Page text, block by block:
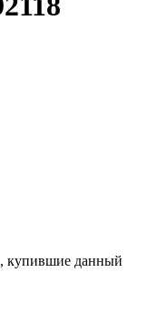
купившие данный